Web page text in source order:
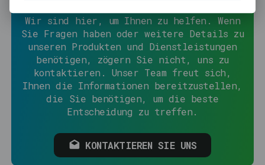
Wir sind hier, um Ihnen zu helfen. Wenn
Sie Fragen haben oder weitere Details zu
unseren Produkten und Dienstleistungen
benötigen, zögern Sie nicht, uns zu
kontaktieren. Unser Team freut sich,
Ihnen die Informationen bereitzustellen,
die Sie benötigen, um die beste
Entscheidung zu treffen.
KONTAKTIEREN SIE UNS